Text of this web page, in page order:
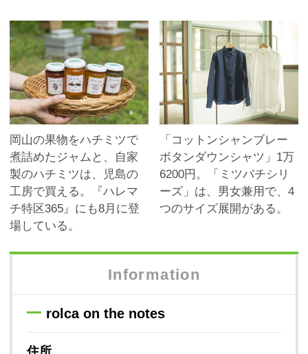
岡山の果物をハチミツで
煮詰めたジャムと、自家
製のハチミツは、児島の
工房で買える。『ハレマ
チ特区365』にも8月に登
場している。
「コットンシャンブレー
ボタンダウンシャツ」1万
6200円。「ミツバチシリ
ーズ」は、男女兼用で、4
つのサイズ展開がある。
Information
rolca on the notes